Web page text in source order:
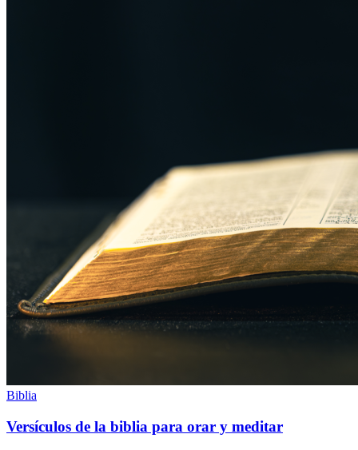
Biblia
Versículos de la biblia para orar y meditar